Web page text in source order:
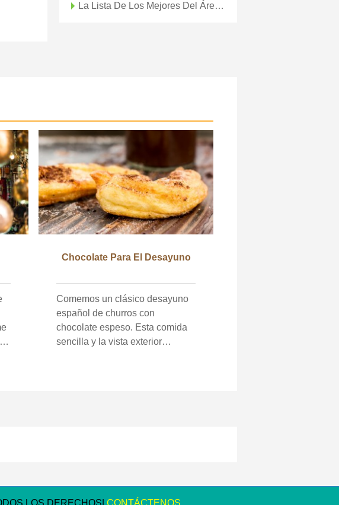
La Lista De Los Mejores Del Área De Myrtle Beach Para La Reubicación
Chocolate Para El Desayuno
Comemos un clásico desayuno
español de churros con
chocolate espeso. Esta comida
sencilla y la vista exterior
valle de abajo, así que tiramos
nuestras mochilas y pisamos
LOS DERECHOS| CONTÁCTENOS